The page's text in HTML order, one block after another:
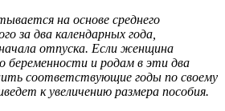
на основе среднего
за два календарных года,
отпуска. Если женщина
беременности и родам в эти два
соответствующие годы по своему
к увеличению размера пособия.